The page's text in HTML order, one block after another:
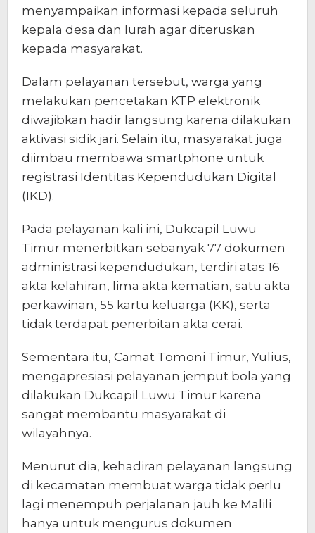
menyampaikan informasi kepada seluruh
kepala desa dan lurah agar diteruskan
kepada masyarakat.
Dalam pelayanan tersebut, warga yang
melakukan pencetakan KTP elektronik
diwajibkan hadir langsung karena dilakukan
aktivasi sidik jari. Selain itu, masyarakat juga
diimbau membawa smartphone untuk
registrasi Identitas Kependudukan Digital
(IKD).
Pada pelayanan kali ini, Dukcapil Luwu
Timur menerbitkan sebanyak 77 dokumen
administrasi kependudukan, terdiri atas 16
akta kelahiran, lima akta kematian, satu akta
perkawinan, 55 kartu keluarga (KK), serta
tidak terdapat penerbitan akta cerai.
Sementara itu, Camat Tomoni Timur, Yulius,
mengapresiasi pelayanan jemput bola yang
dilakukan Dukcapil Luwu Timur karena
sangat membantu masyarakat di
wilayahnya.
Menurut dia, kehadiran pelayanan langsung
di kecamatan membuat warga tidak perlu
lagi menempuh perjalanan jauh ke Malili
hanya untuk mengurus dokumen